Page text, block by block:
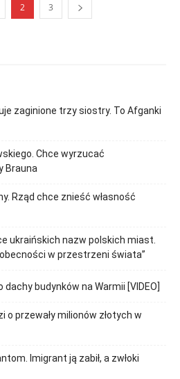
2 3
zaginione trzy siostry. To Afganki
Chce wyrzucać
Brauna
Rząd chce znieść własność
ukraińskich nazw polskich miast.
w przestrzeni świata”
budynków na Warmii [VIDEO]
o przewały milionów złotych w
Imigrant ją zabił, a zwłoki